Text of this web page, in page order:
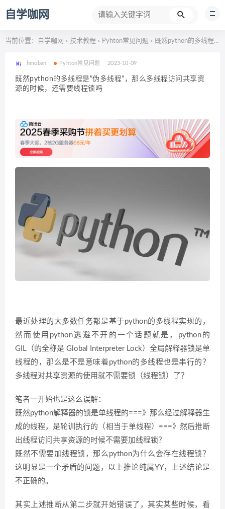
自学咖网
当前位置： 自学咖网 > 技术教程 > Pyhton常见问题 > 既然python的多线程是"伪多线程"，那么多线程访问共享资源的时候，还需要线程锁吗
hmoban Pyhton常见问题 2023-10-09
既然python的多线程是"伪多线程"，那么多线程访问共享资
源的时候，还需要线程锁吗
最近处理的大多数任务都是基于python的多线程实现的，
然而使用python逃避不开的一个话题就是，python的
GIL（的全称是 Global Interpreter Lock）全局解释器锁是单
线程的，那么是不是意味着python的多线程也是串行的？
多线程对共享资源的使用就不需要锁（线程锁）了？
笔者一开始也是这么误解：
既然python解释器的锁是单线程的===》那么经过解释器生
成的线程，是轮训执行的（相当于单线程）===》然后推断
出线程访问共享资源的时候不需要加线程锁？
既然不需要加线程锁，那么python为什么会存在线程锁？
这明显是一个矛盾的问题，以上推论纯属YY，上述结论是
不正确的。
其实上述推断从第二步就开始错误了，其实某些时候，看